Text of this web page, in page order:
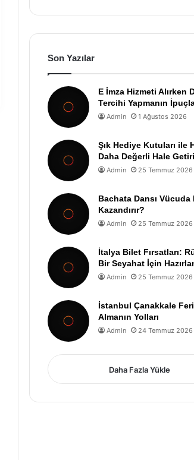
Son Yazılar
E İmza Hizmeti Alırken
Tercihi Yapmanın
Admin 1 Ağustos 2026
Şık Hediye Kutuları ile
Daha Değerli Hale
Admin 25 Temmuz 2026
Bachata Dansı Vücuda
Kazandırır?
Admin 25 Temmuz 2026
İtalya Bilet Fırsatları:
Bir Seyahat İçin
Admin 25 Temmuz 2026
İstanbul Çanakkale
Almanın Yolları
Admin 24 Temmuz 2026
Daha Fazla Yükle